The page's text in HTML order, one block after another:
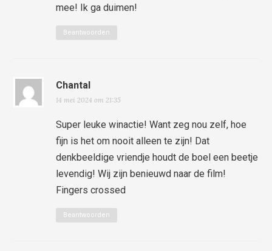
mee! Ik ga duimen!
Beantwoorden
Chantal
14 mei 2024 om 21:35
Super leuke winactie! Want zeg nou zelf, hoe
fijn is het om nooit alleen te zijn! Dat
denkbeeldige vriendje houdt de boel een beetje
levendig! Wij zijn benieuwd naar de film!
Fingers crossed
Beantwoorden